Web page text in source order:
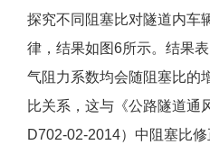
探究不同阻塞比对隧道内车
律，结果如图6所示。结果
气阻力系数均会随阻塞比的
比关系，这与《公路隧道通
D702-02-2014）中阻塞比修